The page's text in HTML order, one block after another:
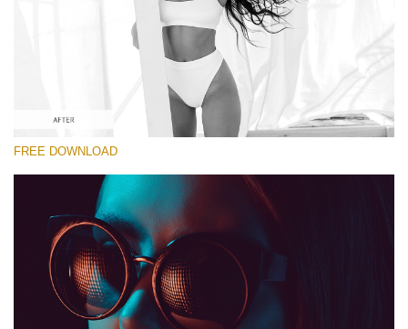
Entire Collection (260 LUTs)
무료 다운로드
FREE DOWNLOAD